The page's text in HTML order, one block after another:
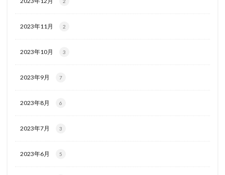
2023年11月 2
2023年10月 3
2023年9月 7
2023年8月 6
2023年7月 3
2023年6月 5